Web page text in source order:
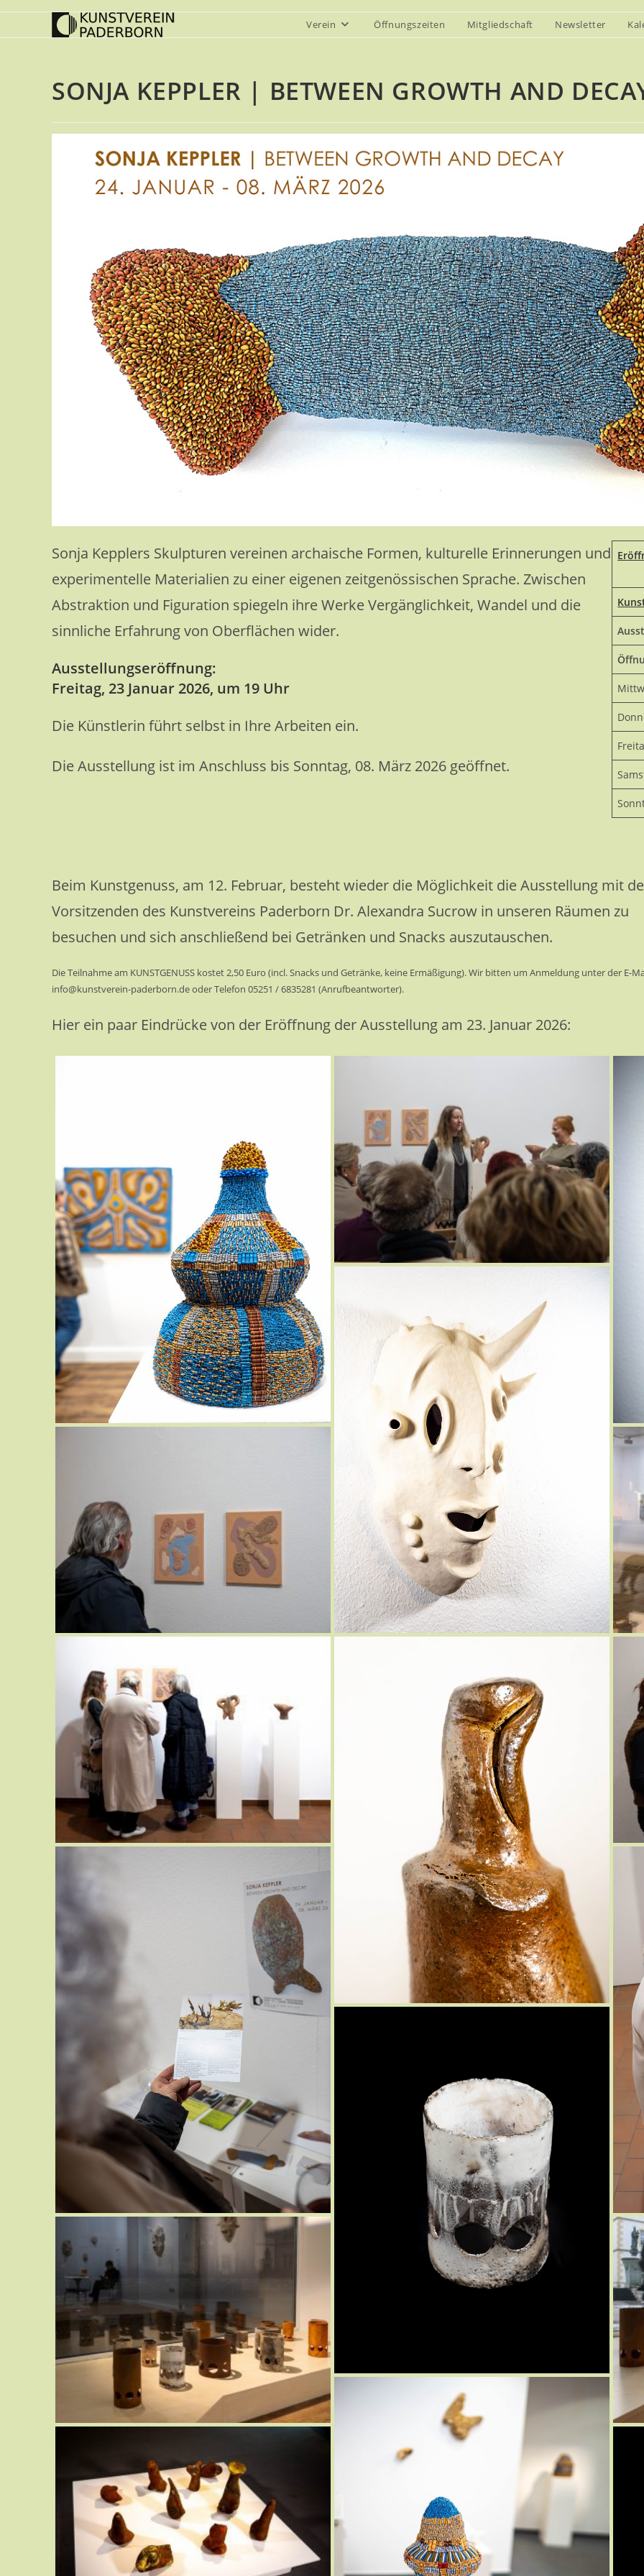
Zum
Verein Öffnungszeiten Mitgliedschaft Newsletter
SONJA KEPPLER | BETWEEN GROWTH AND
Sonja Kepplers Skulpturen vereinen archaische Formen, kulturelle Erinnerungen und
experimentelle Materialien zu einer eigenen zeitgenössischen Sprache. Zwischen
Abstraktion und Figuration spiegeln ihre Werke Vergänglichkeit, Wandel und die
sinnliche Erfahrung von Oberflächen wider.
Ausstellungseröffnung:
Freitag, 23 Januar 2026, um 19 Uhr
Die Künstlerin führt selbst in Ihre Arbeiten ein.
Die Ausstellung ist im Anschluss bis Sonntag, 08. März 2026 geöffnet.
Beim Kunstgenuss, am 12. Februar, besteht wieder die Möglichkeit die Ausstellung mit
Vorsitzenden des Kunstvereins Paderborn Dr. Alexandra Sucrow in unseren Räumen zu
besuchen und sich anschließend bei Getränken und Snacks auszutauschen.
Die Teilnahme am KUNSTGENUSS kostet 2,50 Euro (incl. Snacks und Getränke, keine Ermäßigung). Wir bitten um Anmeldung unter der E-
info@kunstverein-paderborn.de oder Telefon 05251 / 6835281 (Anrufbeantworter).
Hier ein paar Eindrücke von der Eröffnung der Ausstellung am 23. Januar 2026: